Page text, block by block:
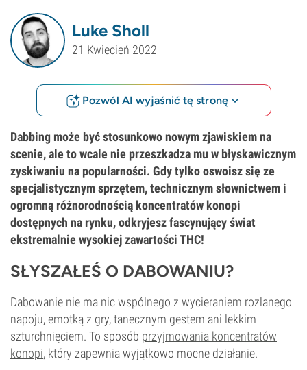
Luke Sholl
21 Kwiecień 2022
Pozwól AI wyjaśnić tę stronę
Dabbing może być stosunkowo nowym zjawiskiem na
scenie, ale to wcale nie przeszkadza mu w błyskawicznym
zyskiwaniu na popularności. Gdy tylko oswoisz się ze
specjalistycznym sprzętem, technicznym słownictwem i
ogromną różnorodnością koncentratów konopi
dostępnych na rynku, odkryjesz fascynujący świat
ekstremalnie wysokiej zawartości THC!
SŁYSZAŁEŚ O DABOWANIU?
Dabowanie nie ma nic wspólnego z wycieraniem rozlanego
napoju, emotką z gry, tanecznym gestem ani lekkim
szturchnięciem. To sposób przyjmowania koncentratów
konopi, który zapewnia wyjątkowo mocne działanie.